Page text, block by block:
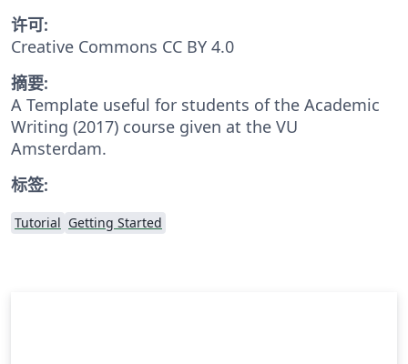
许可:
Creative Commons CC BY 4.0
摘要:
A Template useful for students of the Academic
Writing (2017) course given at the VU
Amsterdam.
标签:
Tutorial Getting Started